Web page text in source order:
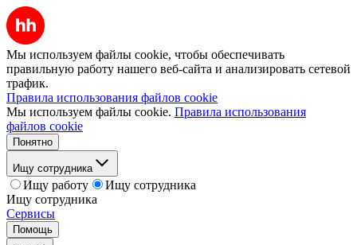
Мы используем файлы cookie, чтобы обеспечивать
правильную работу нашего веб-сайта и анализировать сетевой
трафик.
Правила использования файлов cookie
Мы используем файлы cookie. Правила использования
файлов cookie
Понятно
Ищу сотрудника
Ищу работу
Ищу сотрудника
Ищу сотрудника
Сервисы
Помощь